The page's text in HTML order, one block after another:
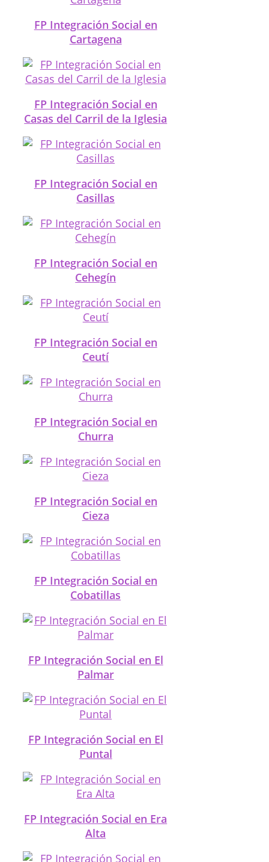
FP Integración Social en
Cartagena
FP Integración Social en
Casas del Carril de la Iglesia
FP Integración Social en
Casillas
FP Integración Social en
Cehegín
FP Integración Social en
Ceutí
FP Integración Social en
Churra
FP Integración Social en
Cieza
FP Integración Social en
Cobatillas
FP Integración Social en El
Palmar
FP Integración Social en El
Puntal
FP Integración Social en Era
Alta